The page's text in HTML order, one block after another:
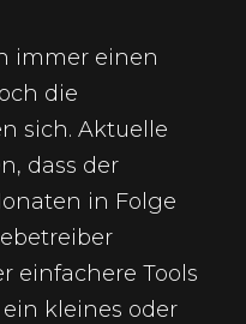
immer einen
die
sich. Aktuelle
dass der
in Folge
einfachere Tools
kleines oder